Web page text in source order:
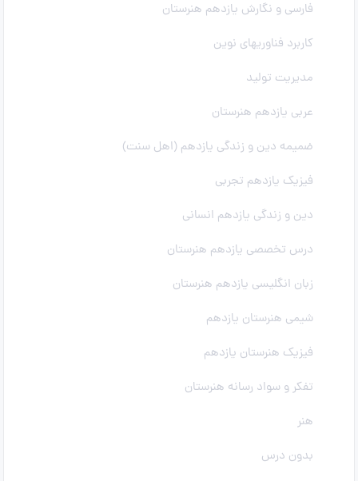
فارسی و نگارش یازدهم هنرستان
کاربرد فناوریهای نوین
مدیریت تولید
عربی یازدهم هنرستان
ضمیمه دین و زندگی یازدهم (اهل سنت)
فیزیک یازدهم تجربی
دین و زندگی یازدهم انسانی
درس تخصصی یازدهم هنرستان
زبان انگلیسی یازدهم هنرستان
شیمی هنرستان یازدهم
فیزیک هنرستان یازدهم
تفکر و سواد رسانه هنرستان
هنر
بدون درس